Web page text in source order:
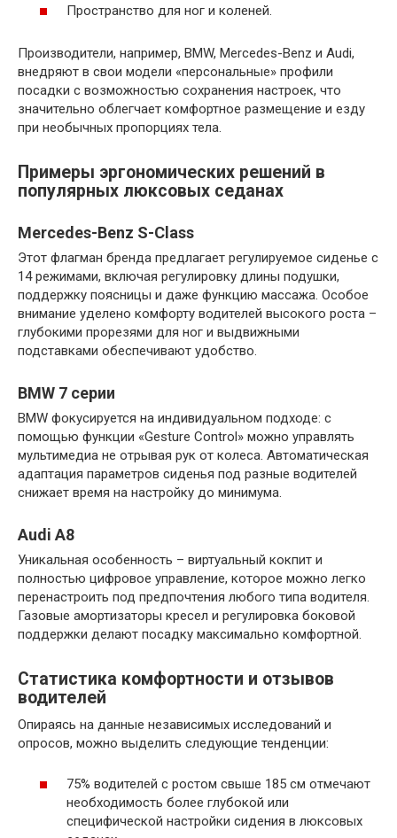
Пространство для ног и коленей.
Производители, например, BMW, Mercedes-Benz и Audi,
внедряют в свои модели «персональные» профили
посадки с возможностью сохранения настроек, что
значительно облегчает комфортное размещение и езду
при необычных пропорциях тела.
Примеры эргономических решений в
популярных люксовых седанах
Mercedes-Benz S-Class
Этот флагман бренда предлагает регулируемое сиденье с
14 режимами, включая регулировку длины подушки,
поддержку поясницы и даже функцию массажа. Особое
внимание уделено комфорту водителей высокого роста –
глубокими прорезями для ног и выдвижными
подставками обеспечивают удобство.
BMW 7 серии
BMW фокусируется на индивидуальном подходе: с
помощью функции «Gesture Control» можно управлять
мультимедиа не отрывая рук от колеса. Автоматическая
адаптация параметров сиденья под разные водителей
снижает время на настройку до минимума.
Audi A8
Уникальная особенность – виртуальный кокпит и
полностью цифровое управление, которое можно легко
перенастроить под предпочтения любого типа водителя.
Газовые амортизаторы кресел и регулировка боковой
поддержки делают посадку максимально комфортной.
Статистика комфортности и отзывов
водителей
Опираясь на данные независимых исследований и
опросов, можно выделить следующие тенденции:
75% водителей с ростом свыше 185 см отмечают
необходимость более глубокой или
специфической настройки сидения в люксовых